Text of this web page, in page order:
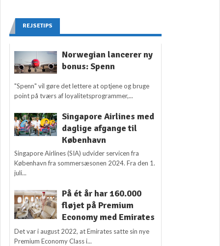
REJSETIPS
Norwegian lancerer ny
bonus: Spenn
"Spenn" vil gøre det lettere at optjene og bruge
point på tværs af loyalitetsprogrammer,...
Singapore Airlines med
daglige afgange til
København
Singapore Airlines (SIA) udvider servicen fra
København fra sommersæsonen 2024. Fra den 1.
juli...
På ét år har 160.000
fløjet på Premium
Economy med Emirates
Det var i august 2022, at Emirates satte sin nye
Premium Economy Class i...